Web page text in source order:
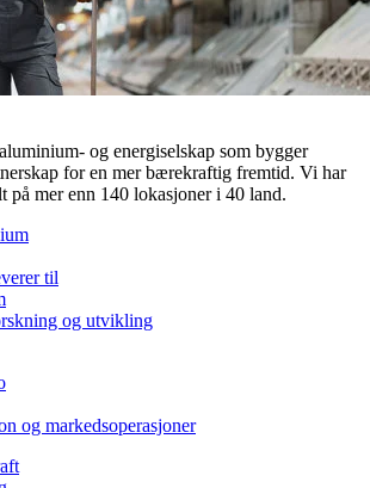
og energiselskap som bygger
for en mer bærekraftig fremtid. Vi har
på mer enn 140 lokasjoner i 40 land.
til
og utvikling
og markedsoperasjoner